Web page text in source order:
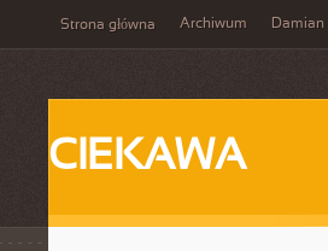
Strona główna Archiwum Damian
CIEKAWA